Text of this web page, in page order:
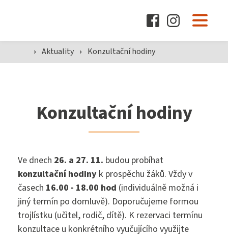
Pro žáky a rodiče
Dokumenty
Aktuality
Kontakty
› Aktuality › Konzultační hodiny
Konzultační hodiny
Ve dnech 26. a 27. 11. budou probíhat
konzultační hodiny k prospěchu žáků. Vždy v
časech 16.00 - 18.00 hod (individuálně možná i
jiný termín po domluvě). Doporučujeme formou
trojlístku (učitel, rodič, dítě). K rezervaci termínu
konzultace u konkrétního vyučujícího využijte